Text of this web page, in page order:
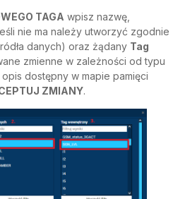
TAGA wpisz nazwę,
nie ma należy utworzyć zgodnie
danych) oraz żądany Tag
zmienne w zależności od typu
dostępny w mapie pamięci
ZMIANY.